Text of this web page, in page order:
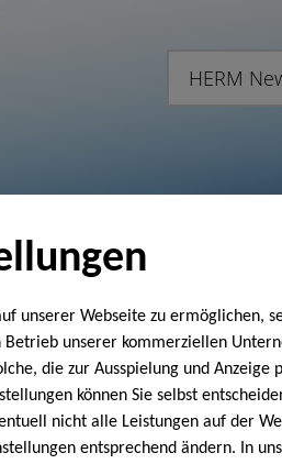
unserer Webseite zu ermöglichen,
Betrieb unserer kommerziellen
die zur Ausspielung und
können Sie selbst
nicht alle Leistungen auf der
entsprechend ändern. In
HERM